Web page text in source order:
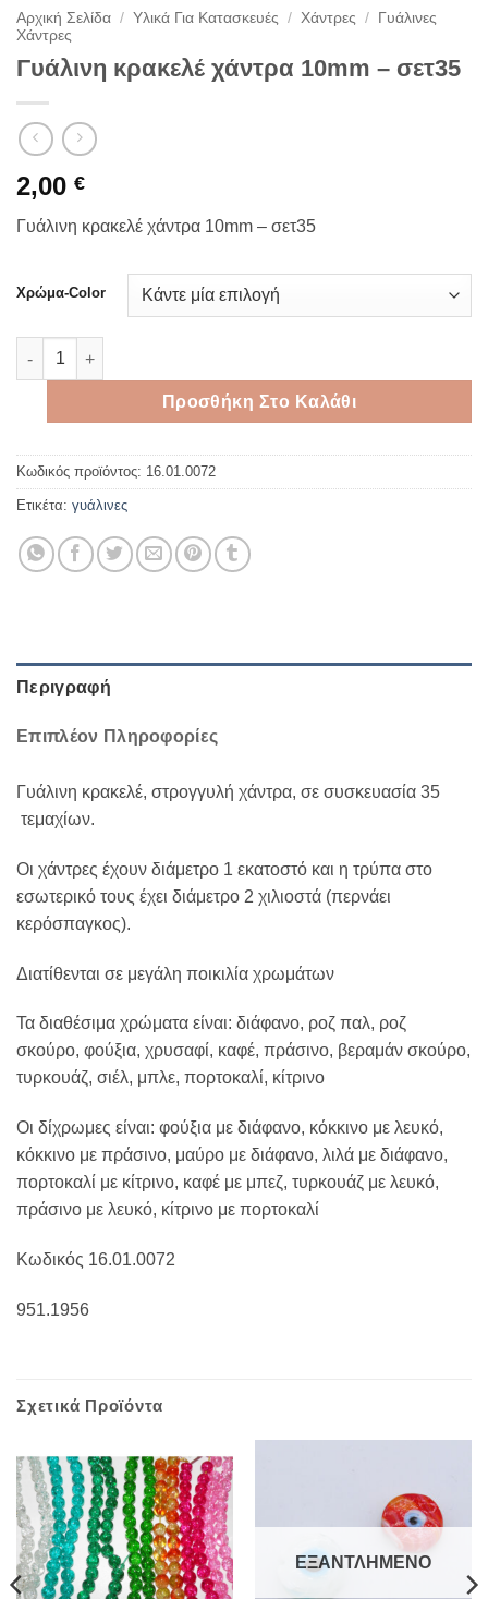
Αρχική Σελίδα / Υλικά Για Κατασκευές / Χάντρες /
Γυάλινες
Χάντρες
Γυάλινη κρακελέ χάντρα 10mm – σετ35
2,00 €
Γυάλινη κρακελέ χάντρα 10mm – σετ35
Χρώμα-Color
Γυάλινη κρακελέ χάντρα 10mm - σετ35 ποσότητα
Προσθήκη Στο Καλάθι
Κωδικός προϊόντος: 16.01.0072
Ετικέτα: γυάλινες
Περιγραφή
Επιπλέον Πληροφορίες
Γυάλινη κρακελέ, στρογγυλή χάντρα, σε συσκευασία 35
τεμαχίων.
Οι χάντρες έχουν διάμετρο 1 εκατοστό και η τρύπα στο
εσωτερικό τους έχει διάμετρο 2 χιλιοστά (περνάει
κερόσπαγκος).
Διατίθενται σε μεγάλη ποικιλία χρωμάτων
Τα διαθέσιμα χρώματα είναι: διάφανο, ροζ παλ, ροζ
σκούρο, φούξια, χρυσαφί, καφέ, πράσινο, βεραμάν σκούρο,
τυρκουάζ, σιέλ, μπλε, πορτοκαλί, κίτρινο
Οι δίχρωμες είναι: φούξια με διάφανο, κόκκινο με λευκό,
κόκκινο με πράσινο, μαύρο με διάφανο, λιλά με διάφανο,
πορτοκαλί με κίτρινο, καφέ με μπεζ, τυρκουάζ με λευκό,
πράσινο με λευκό, κίτρινο με πορτοκαλί
Κωδικός 16.01.0072
951.1956
Σχετικά Προϊόντα
ΕΞΑΝΤΛΗΜΈΝΟ